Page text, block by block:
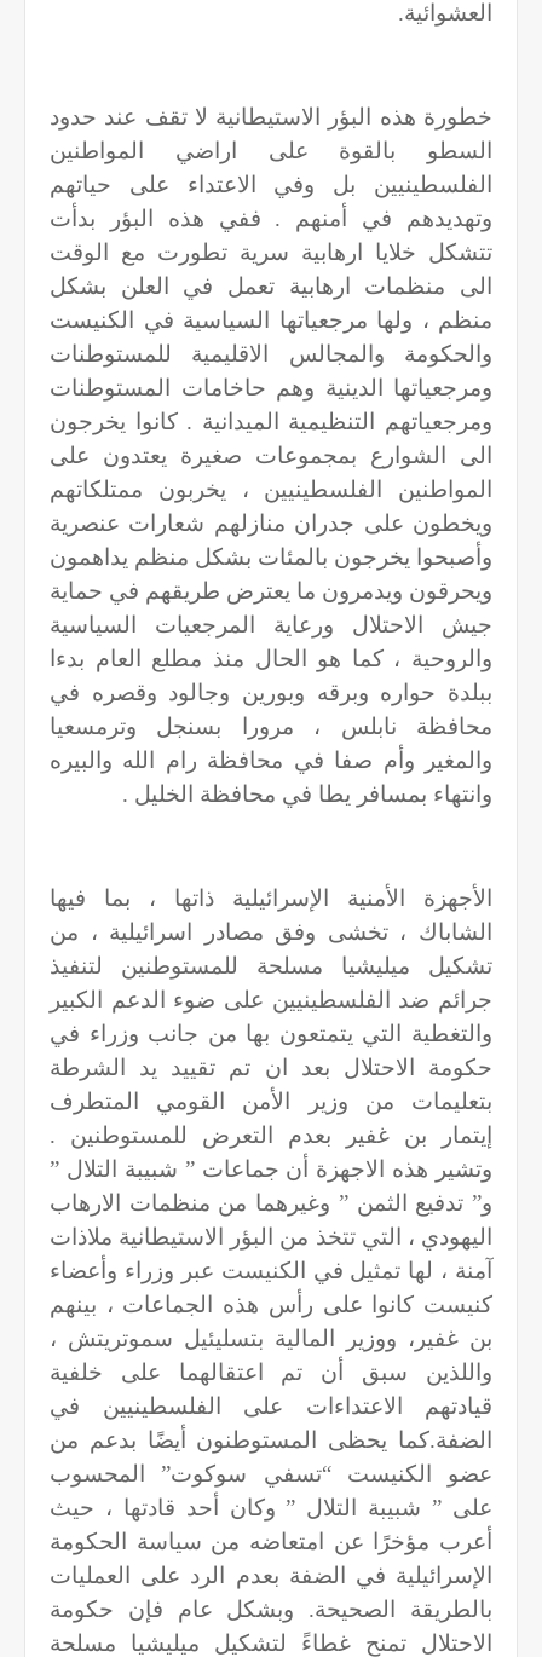
العشوائية.
خطورة هذه البؤر الاستيطانية لا تقف عند حدود
السطو بالقوة على اراضي المواطنين
الفلسطينيين بل وفي الاعتداء على حياتهم
وتهديدهم في أمنهم . ففي هذه البؤر بدأت
تتشكل خلايا ارهابية سرية تطورت مع الوقت
الى منظمات ارهابية تعمل في العلن بشكل
منظم ، ولها مرجعياتها السياسية في الكنيست
والحكومة والمجالس الاقليمية للمستوطنات
ومرجعياتها الدينية وهم حاخامات المستوطنات
ومرجعياتهم التنظيمية الميدانية . كانوا يخرجون
الى الشوارع بمجموعات صغيرة يعتدون على
المواطنين الفلسطينيين ، يخربون ممتلكاتهم
ويخطون على جدران منازلهم شعارات عنصرية
وأصبحوا يخرجون بالمئات بشكل منظم يداهمون
ويحرقون ويدمرون ما يعترض طريقهم في حماية
جيش الاحتلال ورعاية المرجعيات السياسية
والروحية ، كما هو الحال منذ مطلع العام بدءا
ببلدة حواره وبرقه وبورين وجالود وقصره في
محافظة نابلس ، مرورا بسنجل وترمسعيا
والمغير وأم صفا في محافظة رام الله والبيره
وانتهاء بمسافر يطا في محافظة الخليل .
الأجهزة الأمنية الإسرائيلية ذاتها ، بما فيها
الشاباك ، تخشى وفق مصادر اسرائيلية ، من
تشكيل ميليشيا مسلحة للمستوطنين لتنفيذ
جرائم ضد الفلسطينيين على ضوء الدعم الكبير
والتغطية التي يتمتعون بها من جانب وزراء في
حكومة الاحتلال بعد ان تم تقييد يد الشرطة
بتعليمات من وزير الأمن القومي المتطرف
إيتمار بن غفير بعدم التعرض للمستوطنين .
وتشير هذه الاجهزة أن جماعات ” شبيبة التلال ”
و” تدفيع الثمن ” وغيرهما من منظمات الارهاب
اليهودي ، التي تتخذ من البؤر الاستيطانية ملاذات
آمنة ، لها تمثيل في الكنيست عبر وزراء وأعضاء
كنيست كانوا على رأس هذه الجماعات ، بينهم
بن غفير، ووزير المالية بتسليئيل سموتريتش ،
واللذين سبق أن تم اعتقالهما على خلفية
قيادتهم الاعتداءات على الفلسطينيين في
الضفة.كما يحظى المستوطنون أيضًا بدعم من
عضو الكنيست “تسفي سوكوت” المحسوب
على ” شبيبة التلال ” وكان أحد قادتها ، حيث
أعرب مؤخرًا عن امتعاضه من سياسة الحكومة
الإسرائيلية في الضفة بعدم الرد على العمليات
بالطريقة الصحيحة. وبشكل عام فإن حكومة
الاحتلال تمنح غطاءً لتشكيل ميليشيا مسلحة